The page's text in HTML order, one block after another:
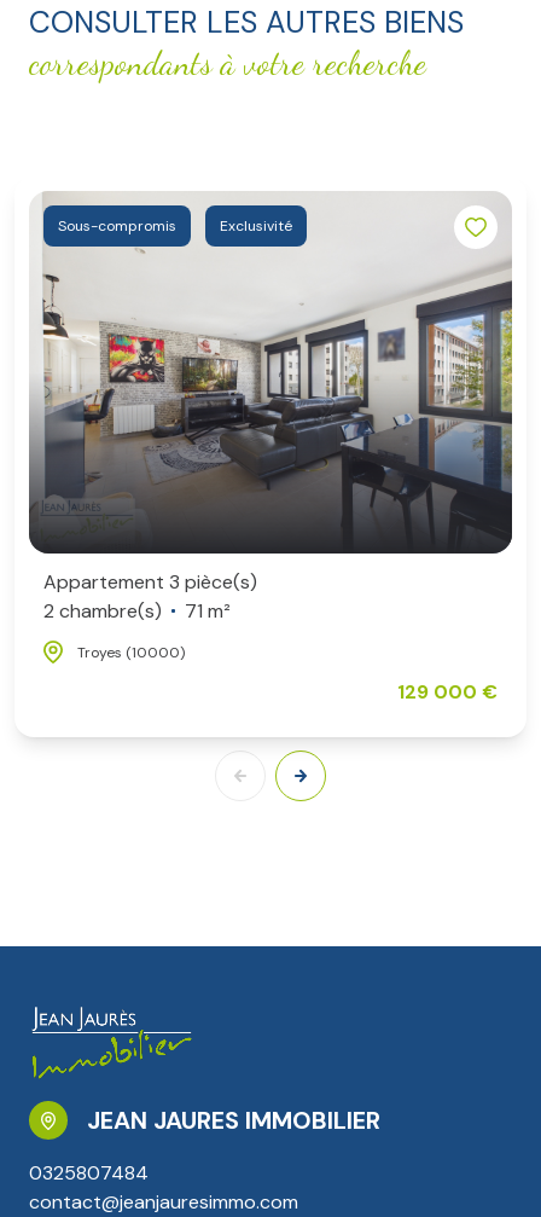
CONSULTER LES AUTRES BIENS
correspondants à votre recherche
Sous-compromis Exclusivité
Appartement 3 pièce(s)
2 chambre(s)
71 m²
Troyes (10000)
129 000 €
JEAN JAURES IMMOBILIER
0325807484
contact@jeanjauresimmo.com